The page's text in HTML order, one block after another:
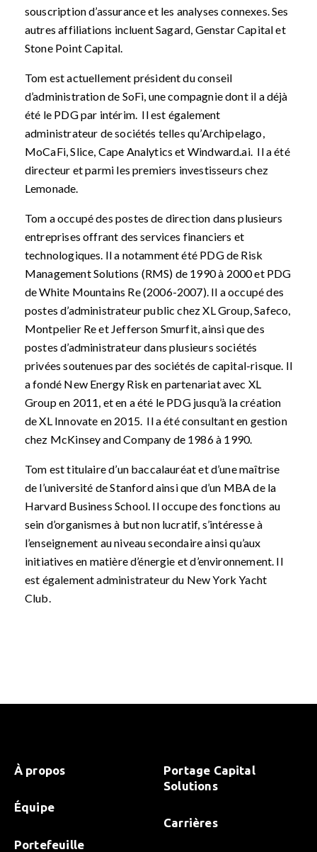
souscription d’assurance et les analyses connexes. Ses
autres affiliations incluent Sagard, Genstar Capital et
Stone Point Capital.
Tom est actuellement président du conseil
d’administration de SoFi, une compagnie dont il a déjà
été le PDG par intérim. Il est également
administrateur de sociétés telles qu’Archipelago,
MoCaFi, Slice, Cape Analytics et Windward.ai. Il a été
directeur et parmi les premiers investisseurs chez
Lemonade.
Tom a occupé des postes de direction dans plusieurs
entreprises offrant des services financiers et
technologiques. Il a notamment été PDG de Risk
Management Solutions (RMS) de 1990 à 2000 et PDG
de White Mountains Re (2006-2007). Il a occupé des
postes d’administrateur public chez XL Group, Safeco,
Montpelier Re et Jefferson Smurfit, ainsi que des
postes d’administrateur dans plusieurs sociétés
privées soutenues par des sociétés de capital-risque. Il
a fondé New Energy Risk en partenariat avec XL
Group en 2011, et en a été le PDG jusqu’à la création
de XL Innovate en 2015. Il a été consultant en gestion
chez McKinsey and Company de 1986 à 1990.
Tom est titulaire d’un baccalauréat et d’une maîtrise
de l’université de Stanford ainsi que d’un MBA de la
Harvard Business School. Il occupe des fonctions au
sein d’organismes à but non lucratif, s’intéresse à
l’enseignement au niveau secondaire ainsi qu’aux
initiatives en matière d’énergie et d’environnement. Il
est également administrateur du New York Yacht
Club.
À propos
Équipe
Portefeuille
Portage Capital
Solutions
Carrières